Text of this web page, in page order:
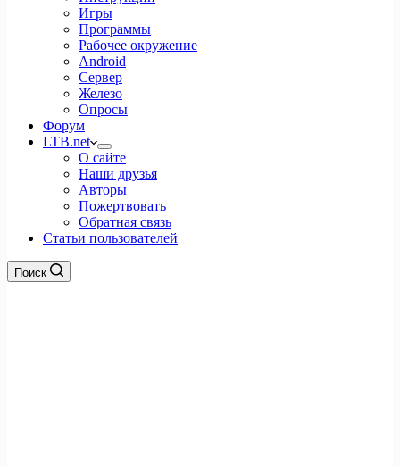
Игры
Программы
Рабочее окружение
Android
Сервер
Железо
Опросы
Форум
LTB.net
О сайте
Наши друзья
Авторы
Пожертвовать
Обратная связь
Статьи пользователей
Поиск